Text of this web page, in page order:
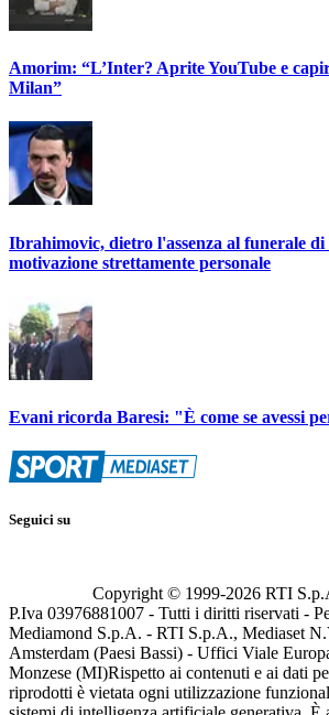
Amorim: “L’Inter? Aprite YouTube e
Milan”
Ibrahimovic, dietro l'assenza al funerale di
motivazione strettamente personale
Evani ricorda Baresi: "È come se avessi
Seguici su
Copyright © 1999-2026 RTI
P.Iva 03976881007 - Tutti i diritti riservati -
Mediamond S.p.A. - RTI S.p.A., Mediaset
Amsterdam (Paesi Bassi) - Uffici Viale
Monzese (MI)Rispetto ai contenuti e ai dati
riprodotti è vietata ogni utilizzazione